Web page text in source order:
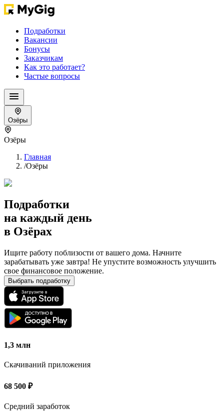
Подработки
Вакансии
Бонусы
Заказчикам
Как это работает?
Частые вопросы
Озёры
Озёры
Главная
/Озёры
Подработки
на каждый день
в Озёрах
Ищите работу поблизости от вашего дома. Начните
зарабатывать уже завтра! Не упустите возможность улучшить
свое финансовое положение.
Выбрать подработку
1,3 млн
Скачиваний приложения
68 500 ₽
Средний заработок